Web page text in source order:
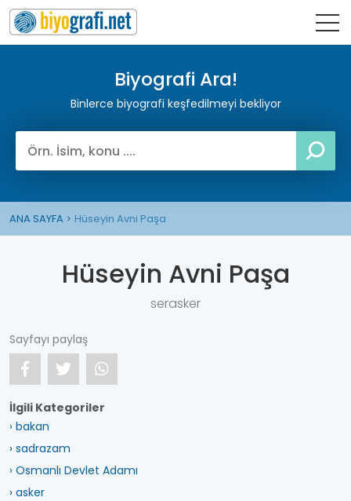
Biyografi Ara!
Binlerce biyografi keşfedilmeyi bekliyor
ANA SAYFA Hüseyin Avni Paşa
Hüseyin Avni Paşa
serasker
Sayfayı paylaş
İlgili Kategoriler
› bakan
› sadrazam
› Osmanlı Devlet Adamı
› asker